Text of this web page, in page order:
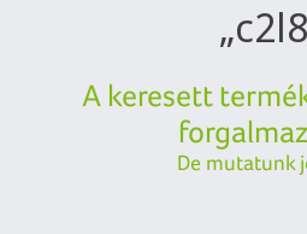
c2l8
A keresett
De mutatunk